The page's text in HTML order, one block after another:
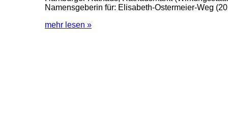
Namensgeberin für: Elisabeth-Ostermeier-Weg
mehr lesen »